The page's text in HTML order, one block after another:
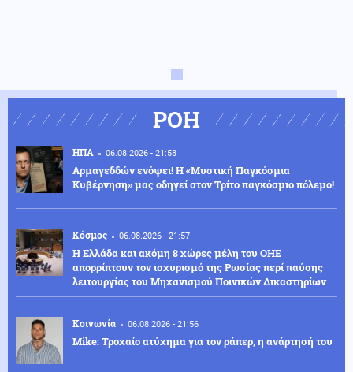
ΡΟΗ
ΗΠΑ 06.08.2026 - 21:58
Αρμαγεδδών ενόψει! Η «Μυστική Παγκόσμια
Κυβέρνηση» μας οδηγεί στον Τρίτο παγκόσμιο πόλεμο!
Κόσμος 06.08.2026 - 21:57
Η Ελλάδα και ακόμη 8 χώρες μέλη του ΟΗΕ
απορρίπτουν τον ισχυρισμό της Ρωσίας περί παύσης
λειτουργίας του Μηχανισμού Ποινικών Δικαστηρίων
Κοινωνία 06.08.2026 - 21:56
Mike: Τροχαίο ατύχημα για τον ράπερ, η ανάρτησή του